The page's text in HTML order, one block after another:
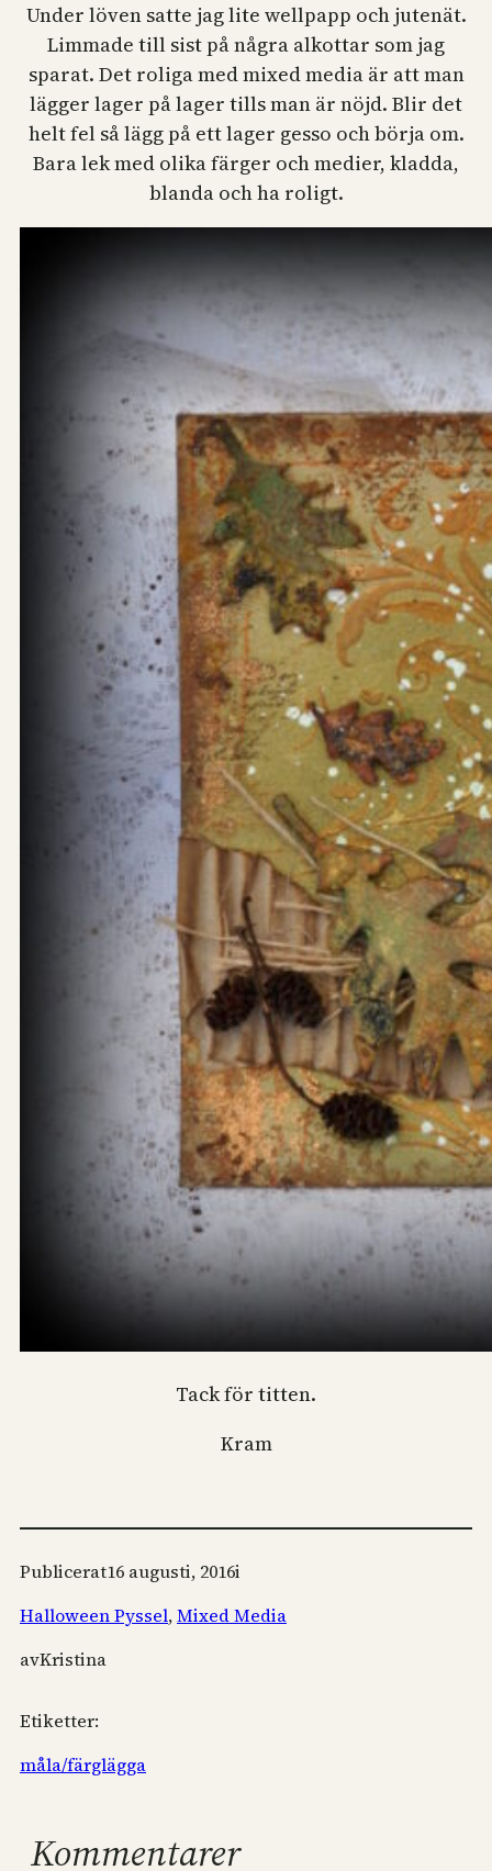
Under löven satte jag lite wellpapp och jutenät.
Limmade till sist på några alkottar som jag
sparat. Det roliga med mixed media är att man
lägger lager på lager tills man är nöjd. Blir det
helt fel så lägg på ett lager gesso och börja om.
Bara lek med olika färger och medier, kladda,
blanda och ha roligt.
Tack för titten.
Kram
Publicerat16 augusti, 2016i
Halloween Pyssel, Mixed Media
avKristina
Etiketter:
måla/färglägga
Kommentarer